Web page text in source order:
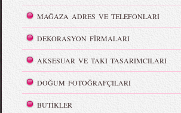
MAĞAZA ADRES VE TELEFONLARI
DEKORASYON FİRMALARI
AKSESUAR VE TAKI TASARIMCILARI
DOĞUM FOTOĞRAFÇILARI
BUTİKLER